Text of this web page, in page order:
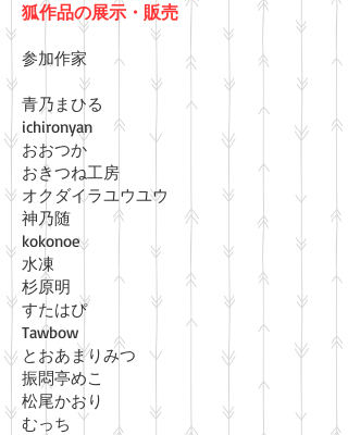
狐作品の展示・販売
参加作家
​青乃まひる
ichironyan
おおつか
​おきつね工房
オクダイラユウユウ
神乃随
kokonoe
水凍
​杉原明
すたはぴ​​​​
Tawbow
とおあまりみつ
振悶亭めこ
松尾かおり
​むっち